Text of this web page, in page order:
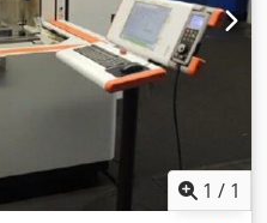
1 / 1